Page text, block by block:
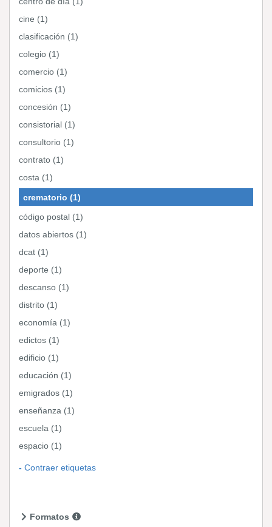
cine (1)
clasificación (1)
colegio (1)
comercio (1)
comicios (1)
concesión (1)
consistorial (1)
consultorio (1)
contrato (1)
costa (1)
crematorio (1)
código postal (1)
datos abiertos (1)
dcat (1)
deporte (1)
descanso (1)
distrito (1)
economía (1)
edictos (1)
edificio (1)
educación (1)
emigrados (1)
enseñanza (1)
escuela (1)
espacio (1)
Contraer etiquetas
Formatos